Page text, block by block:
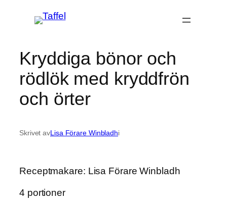
Kryddiga bönor och
rödlök med kryddfrön
och örter
Skrivet avLisa Förare Winbladhi
Receptmakare: Lisa Förare Winbladh
4 portioner